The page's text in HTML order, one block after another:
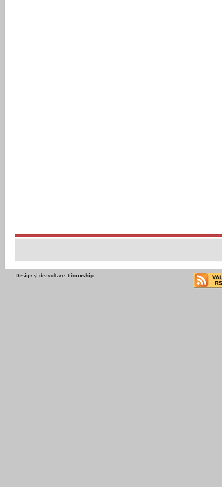
Design şi dezvoltare: Linuxship